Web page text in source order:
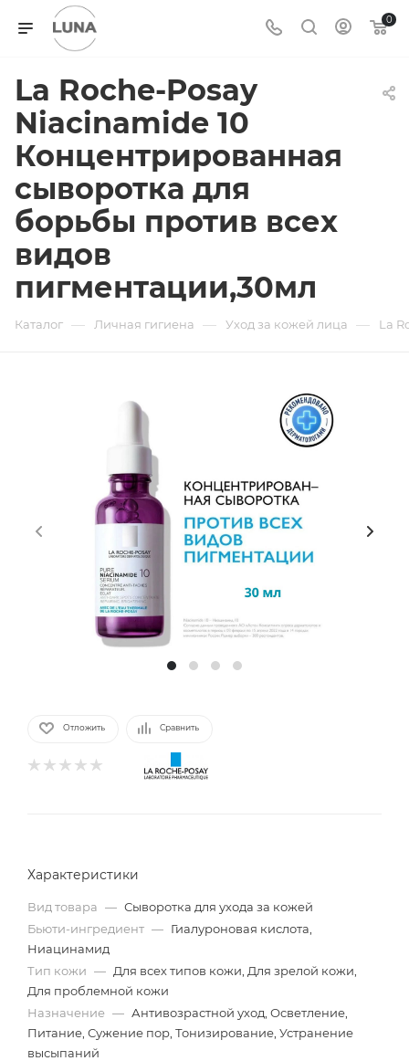
0
La Roche-Posay
Niacinamide 10
Концентрированная
сыворотка для
борьбы против всех
видов
пигментации,30мл
Каталог — Личная гигиена — Уход за кожей лица — La
Отложить Сравнить
Характеристики
Вид товара — Сыворотка для ухода за кожей
Бьюти-ингредиент — Гиалуроновая кислота,
Ниацинамид
Тип кожи — Для всех типов кожи, Для зрелой кожи,
Для проблемной кожи
Назначение — Антивозрастной уход, Осветление,
Питание, Сужение пор, Тонизирование, Устранение
высыпаний